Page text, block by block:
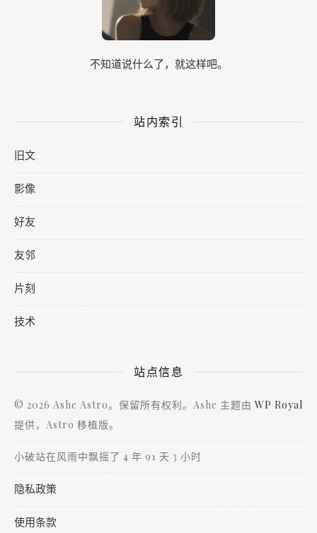
不知道说什么了，就这样吧。
站内索引
旧文
影像
好友
友邻
片刻
技术
站点信息
© 2026 Ashe Astro。保留所有权利。Ashe 主题由 WP Royal
提供，Astro 移植版。
小破站在风雨中飘摇了 4 年 91 天 3 小时
隐私政策
使用条款